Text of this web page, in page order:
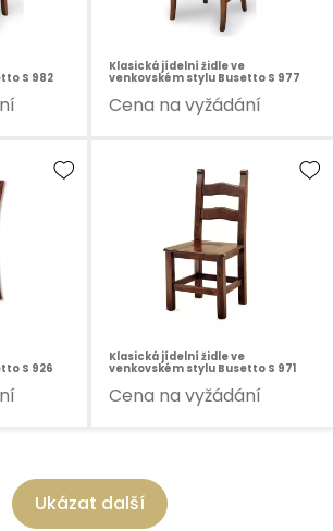
S 982
Klasická jídelní židle ve
venkovském stylu Busetto S 977
Cena na vyžádání
S 926
Klasická jídelní židle ve
venkovském stylu Busetto S 971
Cena na vyžádání
Ukázat další